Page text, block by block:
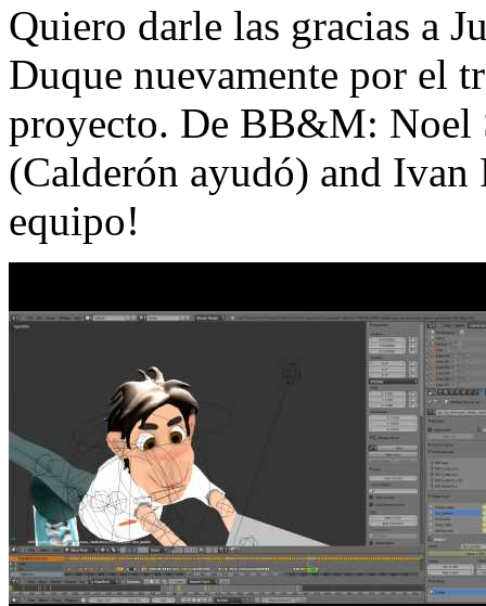
Quiero darle las gracias a
Duque nuevamente por el
proyecto. De BB&M: Noel
(Calderón ayudó) and Ivan
equipo!